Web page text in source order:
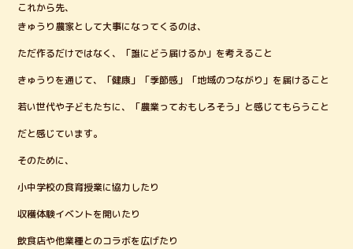
これから先、
きゅうり農家として大事になってくるのは、
ただ作るだけではなく、「誰にどう届けるか」を考えること
きゅうりを通じて、「健康」「季節感」「地域のつながり」を届けること
若い世代や子どもたちに、「農業っておもしろそう」と感じてもらうこと
だと感じています。
そのために、
小中学校の食育授業に協力したり
収穫体験イベントを開いたり
飲食店や他業種とのコラボを広げたり